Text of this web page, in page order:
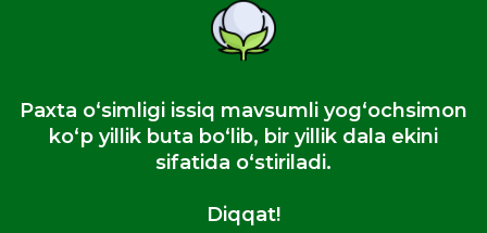
Paxta oʻsimligi issiq mavsumli yogʻochsimon
koʻp yillik buta boʻlib, bir yillik dala ekini
sifatida oʻstiriladi.
Diqqat!